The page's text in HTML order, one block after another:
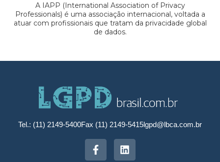
A IAPP (International Association of Privacy
Professionals) é uma associação internacional, voltada a
atuar com profissionais que tratam da privacidade global
de dados.
Tel.: (11) 2149-5400Fax (11) 2149-5415lgpd@lbca.com.br